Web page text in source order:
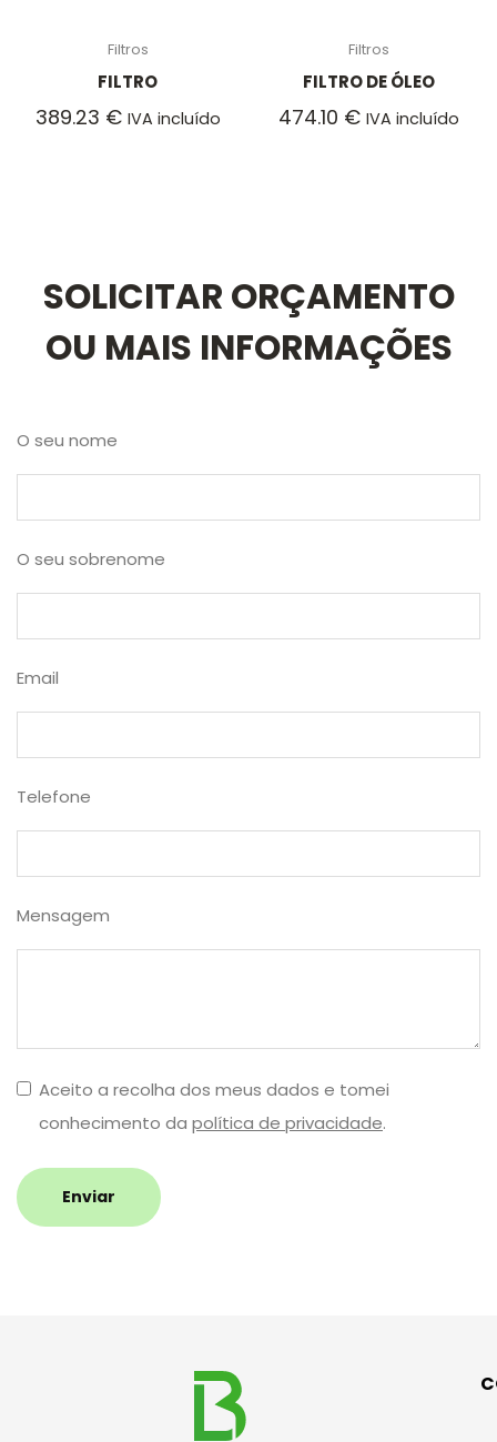
Filtros
FILTRO
389.23 € IVA incluído
Filtros
FILTRO DE ÓLEO
474.10 € IVA incluído
SOLICITAR ORÇAMENTO
OU MAIS INFORMAÇÕES
O seu nome
O seu sobrenome
Email
Telefone
Mensagem
Aceito a recolha dos meus dados e tomei
conhecimento da política de privacidade.
Enviar